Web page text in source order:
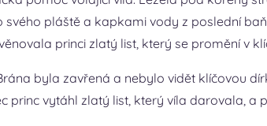
pláště a kapkami vody z poslední
princi zlatý list, který se promění v
byla zavřená a nebylo vidět klíčovou
princ vytáhl zlatý list, který víla darovala, a